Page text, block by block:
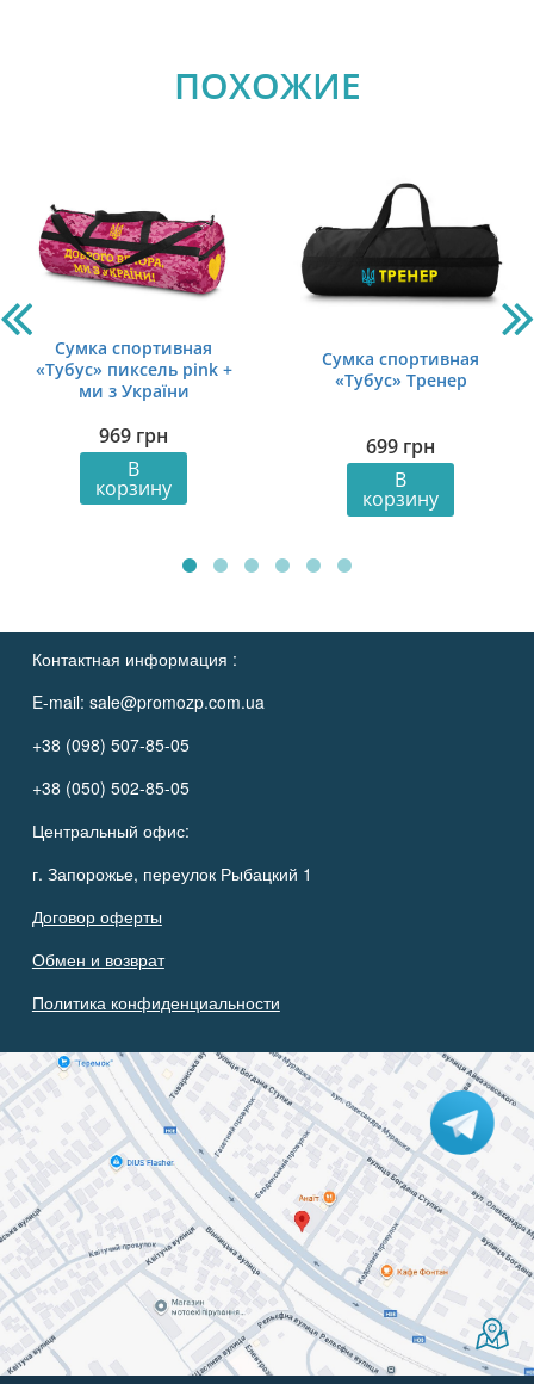
ПОХОЖИЕ
Сумка спортивная
«Тубус» пиксель pink +
ми з України
969 грн
В
корзину
Сумка спортивная
«Тубус» Тренер
699 грн
В
корзину
Контактная информация :
E-mail: sale@promozp.com.ua
+38 (098) 507-85-05
+38 (050) 502-85-05
Центральный офис:
г. Запорожье, переулок Рыбацкий 1
Договор оферты
Обмен и возврат
Политика конфиденциальности